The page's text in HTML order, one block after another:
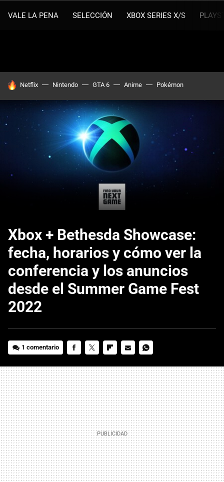
VALE LA PENA SELECCIÓN XBOX SERIES X/S
HOY SE HABLA DE
Netflix Nintendo GTA 6 Anime Pokémon
Xbox + Bethesda Showcase:
fecha, horarios y cómo ver la
conferencia y los anuncios
desde el Summer Game Fest
2022
1 comentario
MAIL